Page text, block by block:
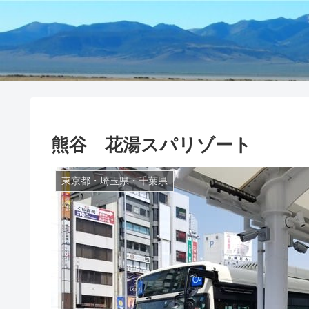
熊谷 花湯スパリゾート
東京都・埼玉県・千葉県